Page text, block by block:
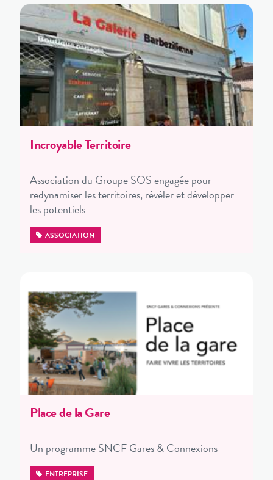
Incroyable Territoire
Association du Groupe SOS engagée pour
redynamiser les territoires, révéler et développer
les potentiels
ASSOCIATION
Place de la Gare
Un programme SNCF Gares & Connexions
ENTREPRISE